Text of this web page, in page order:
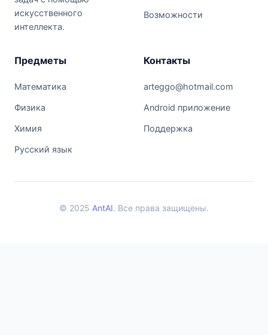
искусственного
интеллекта.
Возможности
Предметы
Математика
Физика
Химия
Русский язык
Контакты
arteggo@hotmail.com
Android приложение
Поддержка
© 2025 AntAI. Все права защищены.